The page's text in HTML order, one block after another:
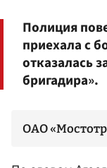
Полиция
приехала с
отказалась
бригадира».
ОАО